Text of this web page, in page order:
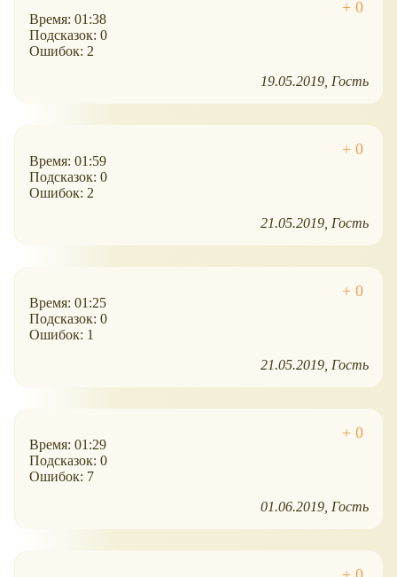
Время: 01:38
Подсказок: 0
Ошибок: 2
19.05.2019 Гость
Время: 01:59
Подсказок: 0
Ошибок: 2
21.05.2019 Гость
Время: 01:25
Подсказок: 0
Ошибок: 1
21.05.2019 Гость
Время: 01:29
Подсказок: 0
Ошибок: 7
01.06.2019 Гость